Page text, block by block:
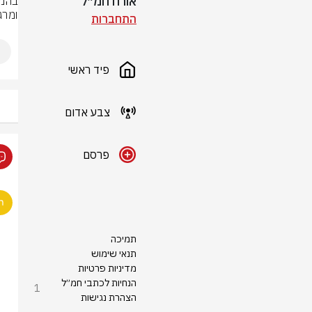
התחברות
פיד ראשי
צבע אדום
פרסם
תמיכה
תנאי שימוש
מדיניות פרטיות
הנחיות לכתבי חמ״ל
הצהרת נגישות
1